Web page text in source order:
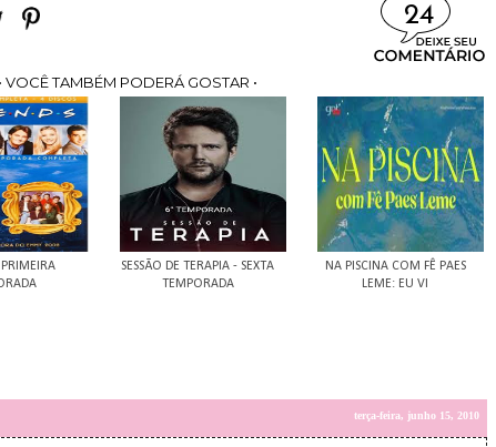
24
• VOCÊ TAMBÉM PODERÁ GOSTAR •
PRIMEIRA
SESSÃO DE TERAPIA - SEXTA
TEMPORADA
NA PISCINA COM FÊ PAES
LEME: EU VI
terça-feira, junho 15, 2010